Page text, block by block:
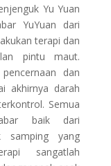
Yu Yuan
YuYuan dari
terapi dan
pintu maut.
dan
akhirnya darah
Semua
baik dari
samping yang
sangatlah